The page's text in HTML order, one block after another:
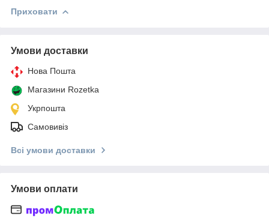
Приховати
Умови доставки
Нова Пошта
Магазини Rozetka
Укрпошта
Самовивіз
Всі умови доставки
Умови оплати